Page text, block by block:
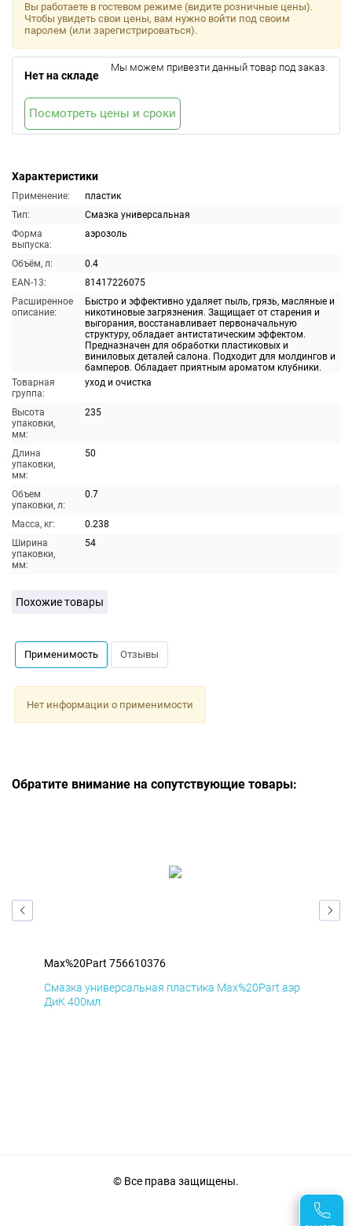
Характеристики
Применение:
пластик
Тип:
Смазка универсальная
Форма
выпуска:
аэрозоль
Объём, л:
0.4
EAN-13:
81417226075
Расширенное
описание:
Быстро и эффективно удаляет пыль, грязь, масляные и
никотиновые загрязнения. Защищает от старения и
выгорания, восстанавливает первоначальную
структуру, обладает антистатическим эффектом.
Предназначен для обработки пластиковых и
виниловых деталей салона. Подходит для молдингов и
бамперов. Обладает приятным ароматом клубники.
Товарная
группа:
уход и очистка
Высота
упаковки,
мм:
235
Длина
упаковки,
мм:
50
Объем
упаковки, л:
0.7
Масса, кг:
0.238
Ширина
упаковки,
мм:
54
Вы работаете в гостевом режиме (видите розничные цены).
Чтобы увидеть свои цены, вам нужно войти под своим
паролем (или зарегистрироваться).
Нет на складе
Мы можем привезти данный товар под заказ.
Посмотреть цены и сроки
Похожие товары
Применимость Отзывы
Нет информации о применимости
Обратите внимание на сопутствующие товары:
Max%20Part 756610376
Смазка универсальная пластика Max%20Part аэр
ДиК 400мл
© Все права защищены.